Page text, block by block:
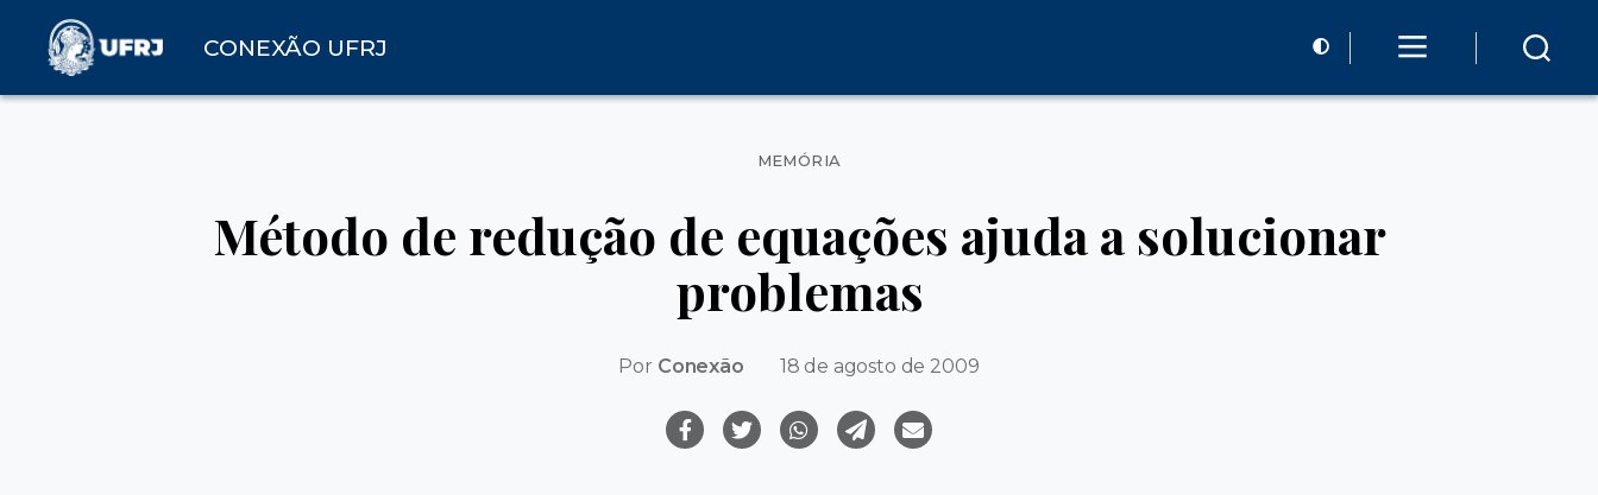
CONEXÃO UFRJ
Categorias
MEMÓRIA
Método de redução de equações ajuda a solucionar
problemas
Por Conexão 18 de agosto de 2009